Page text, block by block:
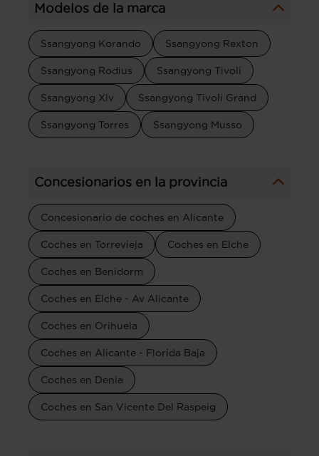
Modelos de la marca
Ssangyong Korando Ssangyong Rexton
Ssangyong Rodius Ssangyong Tivoli
Ssangyong Xlv Ssangyong Tivoli Grand
Ssangyong Torres Ssangyong Musso
Concesionarios en la provincia
Concesionario de coches en Alicante
Coches en Torrevieja Coches en Elche
Coches en Benidorm
Coches en Elche - Av Alicante
Coches en Orihuela
Coches en Alicante - Florida Baja
Coches en Denia
Coches en San Vicente Del Raspeig